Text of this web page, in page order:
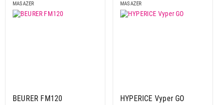
MASAZER
BEURER FM120
MASAZER
HYPERICE Vyper GO